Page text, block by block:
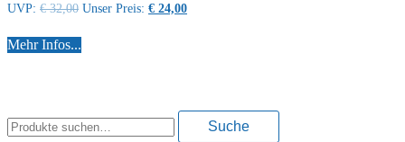
UVP: €32,00 Unser Preis: € 24,00
Mehr Infos...
Suche
nach:
Suche